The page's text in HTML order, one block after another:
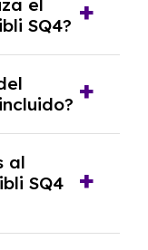
y
límite,
el
SQ4?
o, en algunos
a todo
de las
al
SQ4